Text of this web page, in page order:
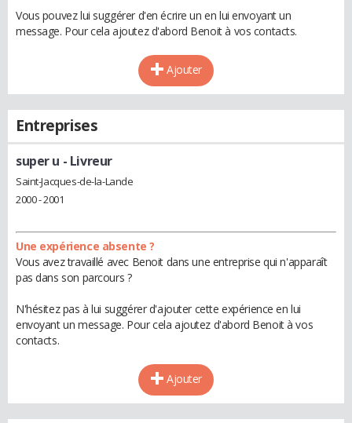
Vous pouvez lui suggérer d'en écrire un en lui envoyant un
message. Pour cela ajoutez d'abord Benoit à vos contacts.
Ajouter
Entreprises
super u - Livreur
Saint-Jacques-de-la-Lande
2000 - 2001
Une expérience absente ?
Vous avez travaillé avec Benoit dans une entreprise qui n'apparaît
pas dans son parcours ?
N'hésitez pas à lui suggérer d'ajouter cette expérience en lui
envoyant un message. Pour cela ajoutez d'abord Benoit à vos
contacts.
Ajouter